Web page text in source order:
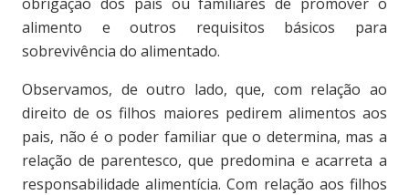
alimento e outros requisitos básicos para
sobrevivência do alimentado.
Observamos, de outro lado, que, com relação ao
direito de os filhos maiores pedirem alimentos aos
pais, não é o poder familiar que o determina, mas a
relação de parentesco, que predomina e acarreta a
responsabilidade alimentícia. Com relação aos filhos